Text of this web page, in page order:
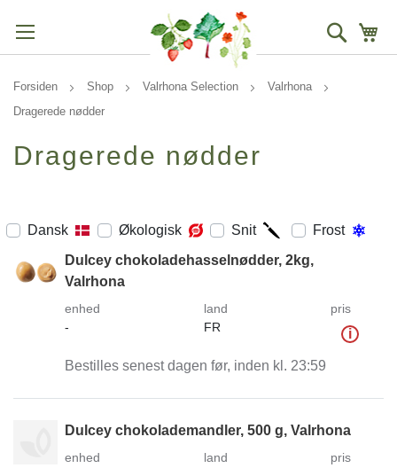
Søg
Forsiden Shop Valrhona Selection
Valrhona
Dragerede nødder
Dragerede nødder
Dansk Økologisk Snit
Frost
Dulcey chokoladehasselnødder, 2kg,
Valrhona
enhed
-
land
FR
pris
i
Bestilles senest dagen før, inden kl. 23:59
Dulcey chokolademandler, 500 g, Valrhona
enhed
land
pris